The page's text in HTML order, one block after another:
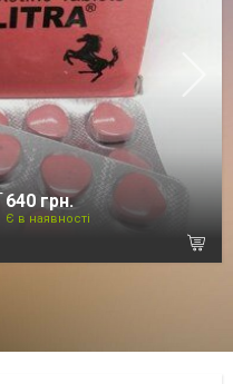
640 грн.
Є в наявності